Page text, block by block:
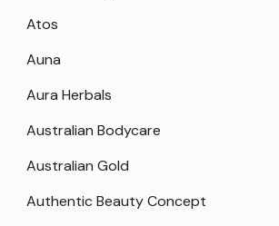
Atos
Auna
Aura Herbals
Australian Bodycare
Australian Gold
Authentic Beauty Concept